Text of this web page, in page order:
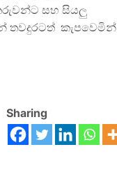
සහ සියලු
තවදුරටත් කැපවෙමින්
Sharing